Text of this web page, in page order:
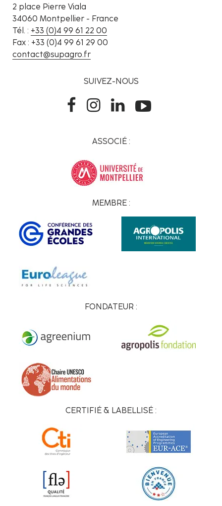
2 place Pierre Viala
34060 Montpellier - France
Tél. : +33 (0)4 99 61 22 00
Fax : +33 (0)4 99 61 29 00
contact@supagro.fr
SUIVEZ-NOUS
ASSOCIÉ :
MEMBRE :
FONDATEUR :
CERTIFIÉ & LABELLISÉ :